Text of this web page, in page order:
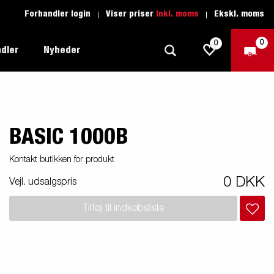
Forhandler login Viser priser Inkl. moms Ekskl. moms
Produktguide - Fritid
Produktguide - Båd
Produktguide - Autotransport
Produktguide - Erhverv
Køreskole
Reservedele
1205 Limited Edition
Nyheder
0 0
BASIC 1000B
Kontakt butikken for produkt
Vejl. udsalgspris 0 DKK
Tilføj til indkøbsliste